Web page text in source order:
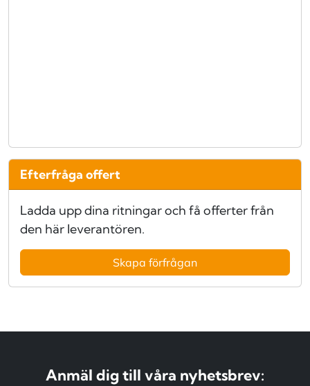
Efterfråga offert
Ladda upp dina ritningar och få offerter från
den här leverantören.
Skapa förfrågan
Anmäl dig till våra nyhetsbrev: